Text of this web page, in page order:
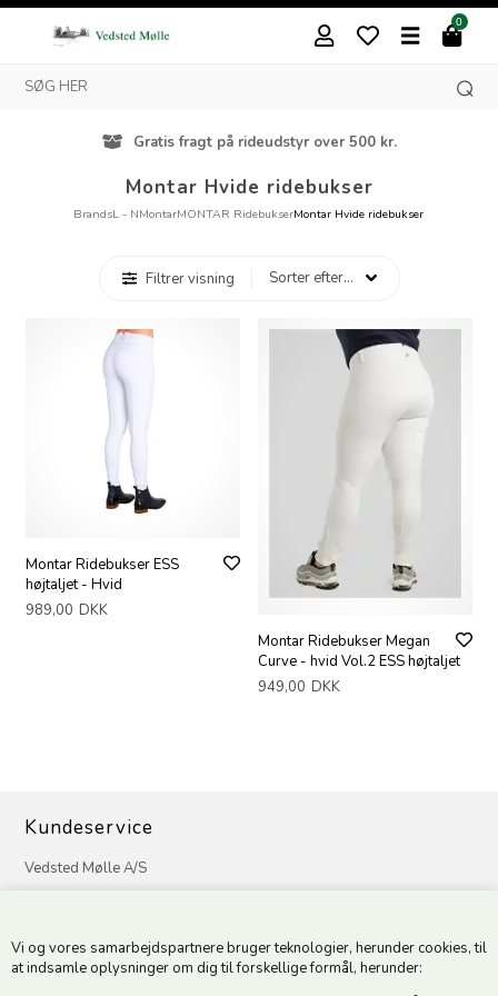
Vi og vores samarbejdspartnere bruger teknologier, herunder cookies, til
at indsamle oplysninger om dig til forskellige formål, herunder:
0
Gratis fragt på rideudstyr over 500 kr.
Montar Hvide ridebukser
BrandsL - NMontarMONTAR RidebukserMontar Hvide ridebukser
Filtrer visning
Montar Ridebukser ESS
højtaljet - Hvid
989,00 DKK
Montar Ridebukser Megan
Curve - hvid Vol.2 ESS højtaljet
949,00 DKK
Kundeservice
Vedsted Mølle A/S
CVR 49879415 Mailvedstedmoelle@post.tele.dk